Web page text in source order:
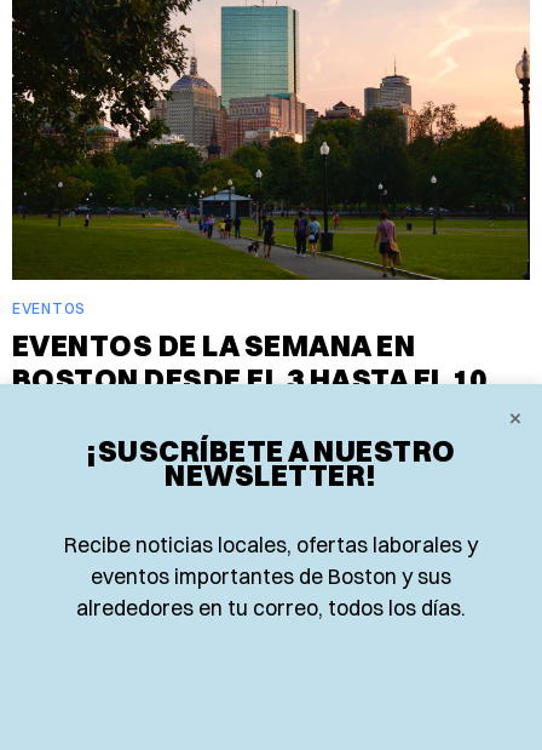
EVENTOS
EVENTOS DE LA SEMANA EN
BOSTON DESDE EL 3 HASTA EL 10
¿Qué hacer en Boston esta semana? Acá te tenemos
SOFIA TORRES
3 de agosto de 2026
×
¡SUSCRÍBETE A NUESTRO
NEWSLETTER!
Recibe noticias locales, ofertas laborales y
eventos importantes de Boston y sus
alrededores en tu correo, todos los días.